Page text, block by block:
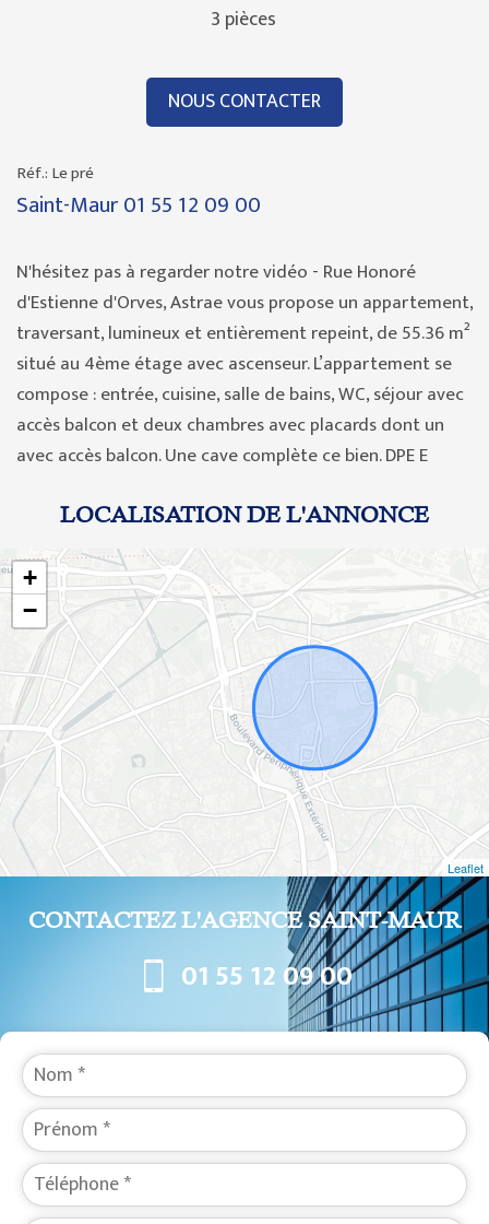
3 pièces
NOUS CONTACTER
Réf.: Le pré
Saint-Maur01 55 12 09 00
N'hésitez pas à regarder notre vidéo - Rue Honoré
d'Estienne d'Orves, Astrae vous propose un appartement,
traversant, lumineux et entièrement repeint, de 55.36 m²
situé au 4ème étage avec ascenseur. L’appartement se
compose : entrée, cuisine, salle de bains, WC, séjour avec
accès balcon et deux chambres avec placards dont un
avec accès balcon. Une cave complète ce bien. DPE E
LOCALISATION DE L'ANNONCE
+
−
Leaflet
CONTACTEZ L'AGENCE SAINT-MAUR
01 55 12 09 00